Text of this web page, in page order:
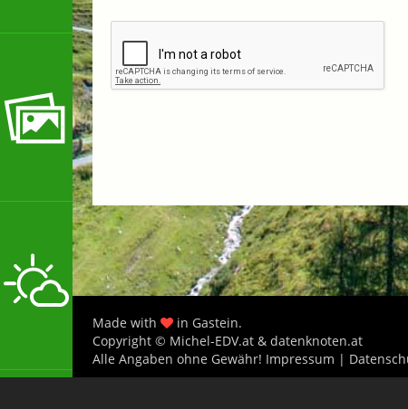
Made with
in Gastein.
Copyright © Michel-EDV.at & datenknoten.at
Alle Angaben ohne Gewähr! Impressum |